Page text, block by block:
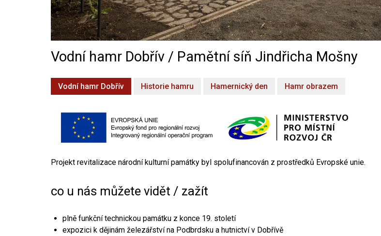
Vodní hamr Dobřív / Pamětní síň Jindřicha Mošny
Vodní hamr Dobřív Historie hamru Hamernický den Hamr obrazem
Projekt revitalizace národní kulturní památky byl spolufinancován z prostředků Evropské unie.
co u nás můžete vidět / zažít
plně funkční technickou památku z konce 19. století
expozici k dějinám železářství na Podbrdsku a hutnictví v Dobřívě